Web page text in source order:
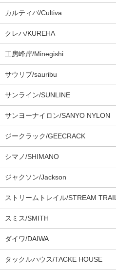
カルティバ/Cultiva
クレハ/KUREHA
工房峰岸/Minegishi
サウリブ/sauribu
サンライン/SUNLINE
サンヨーナイロン/SANYO NYLON
ジークラック/GEECRACK
シマノ/SHIMANO
ジャクソン/Jackson
ストリームトレイル/STREAM TRAIL
スミス/SMITH
ダイワ/DAIWA
タックルハウス/TACKE HOUSE